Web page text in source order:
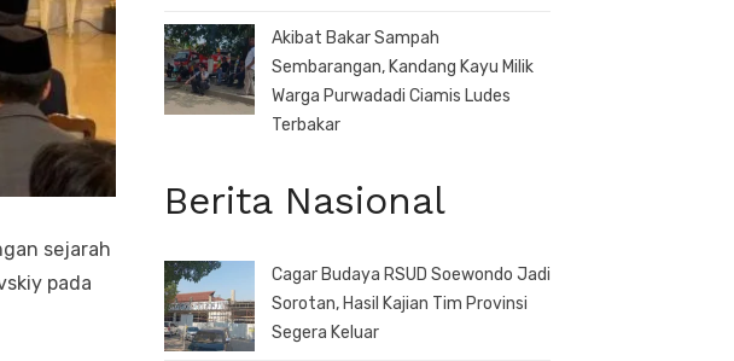
sejarah
pada
Akibat Bakar Sampah
Sembarangan, Kandang Kayu Milik
Warga Purwadadi Ciamis Ludes
Terbakar
Berita Nasional
Cagar Budaya RSUD Soewondo Jadi
Sorotan, Hasil Kajian Tim Provinsi
Segera Keluar